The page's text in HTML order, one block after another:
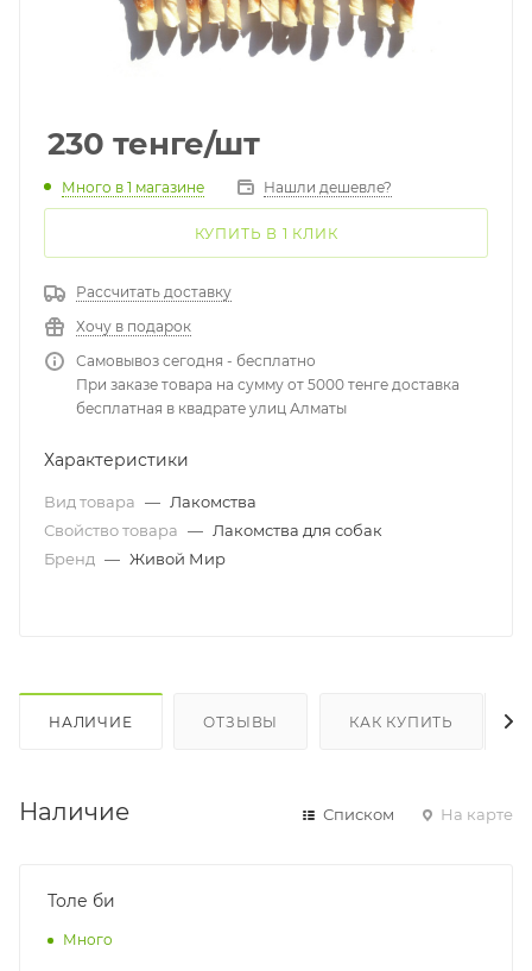
230 тенге/шт
Много в 1 магазине Нашли дешевле?
КУПИТЬ В 1 КЛИК
Рассчитать доставку
Хочу в подарок
Самовывоз сегодня - бесплатно
При заказе товара на сумму от 5000 тенге доставка
бесплатная в квадрате улиц Алматы
Характеристики
Вид товара — Лакомства
Свойство товара — Лакомства для собак
Бренд — Живой Мир
НАЛИЧИЕ ОТЗЫВЫ КАК КУПИТЬ
Наличие Списком На карте
Толе би
Много